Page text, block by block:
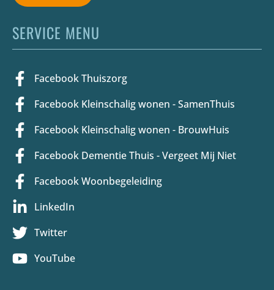
SERVICE MENU
Facebook Thuiszorg
Facebook Kleinschalig wonen - SamenThuis
Facebook Kleinschalig wonen - BrouwHuis
Facebook Dementie Thuis - Vergeet Mij Niet
Facebook Woonbegeleiding
LinkedIn
Twitter
YouTube